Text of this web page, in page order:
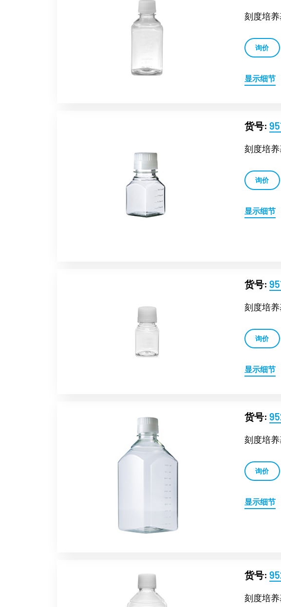
刻度培
询价
显示细节
货号:
刻度培
询价
显示细节
货号:
刻度培
询价
显示细节
货号:
刻度培
询价
显示细节
货号:
刻度培